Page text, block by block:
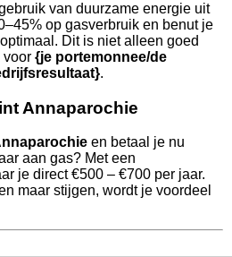
van duurzame energie uit
op gasverbruik en benut je
Dit is niet alleen goed
voor {je portemonnee/de
.
Annaparochie
en betaal je nu
aan gas? Met een
je direct €500 – €700 per jaar.
maar stijgen, wordt je voordeel